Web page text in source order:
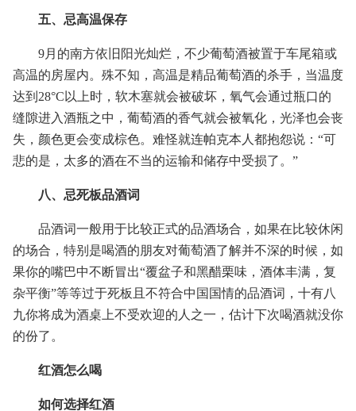
五、忌高温保存
9月的南方依旧阳光灿烂，不少葡萄酒被置于车尾箱或
高温的房屋内。殊不知，高温是精品葡萄酒的杀手，当温度
达到28°C以上时，软木塞就会被破坏，氧气会通过瓶口的
缝隙进入酒瓶之中，葡萄酒的香气就会被氧化，光泽也会丧
失，颜色更会变成棕色。难怪就连帕克本人都抱怨说：“可
悲的是，太多的酒在不当的运输和储存中受损了。”
八、忌死板品酒词
品酒词一般用于比较正式的品酒场合，如果在比较休闲
的场合，特别是喝酒的朋友对葡萄酒了解并不深的时候，如
果你的嘴巴中不断冒出“覆盆子和黑醋栗味，酒体丰满，复
杂平衡”等等过于死板且不符合中国国情的品酒词，十有八
九你将成为酒桌上不受欢迎的人之一，估计下次喝酒就没你
的份了。
红酒怎么喝
如何选择红酒